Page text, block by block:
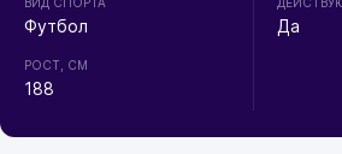
Футбол
РОСТ, СМ
188
Да